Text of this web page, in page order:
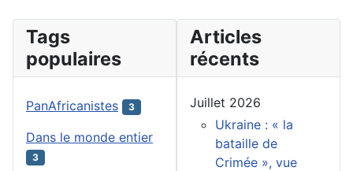
Tags
populaires
PanAfricanistes 3
Dans le monde entier
3
Articles
récents
Juillet 2026
Ukraine : « la
bataille de
Crimée », vue